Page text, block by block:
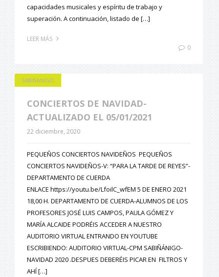
capacidades musicales y espíritu de trabajo y
superación. A continuación, listado de […]
LEER MÁS
0
SABIÑANIGO
CONCIERTOS DE NAVIDAD-
ACTUALIZADO EL 05/01/2021
22 diciembre, 2020
PEQUEÑOS CONCIERTOS NAVIDEÑOS PEQUEÑOS
CONCIERTOS NAVIDEÑOS-V: “PARA LA TARDE DE REYES”-
DEPARTAMENTO DE CUERDA
ENLACE https://youtu.be/LfoilC_wfEM 5 DE ENERO 2021
18,00 H. DEPARTAMENTO DE CUERDA-ALUMNOS DE LOS
PROFESORES JOSÉ LUIS CAMPOS, PAULA GÓMEZ Y
MARÍA ALCAIDE PODRÉIS ACCEDER A NUESTRO
AUDITORIO VIRTUAL ENTRANDO EN YOUTUBE
ESCRIBIENDO: AUDITORIO VIRTUAL-CPM SABIÑÁNIGO-
NAVIDAD 2020 .DESPUES DEBERÉIS PICAR EN FILTROS Y
AHÍ […]